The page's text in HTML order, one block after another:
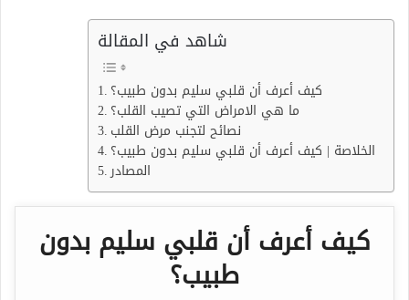
شاهد في المقالة
كيف أعرف أن قلبي سليم بدون طبيب؟
ما هي الامراض التي تصيب القلب؟
نصائح لتجنب مرض القلب
الخلاصة | كيف أعرف أن قلبي سليم بدون طبيب؟
المصادر
كيف أعرف أن قلبي سليم بدون
طبيب؟